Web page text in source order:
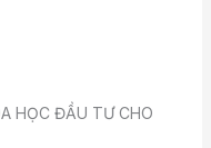
HỌC ĐẦU TƯ CHO